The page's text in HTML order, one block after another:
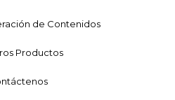
de Contenidos
Productos